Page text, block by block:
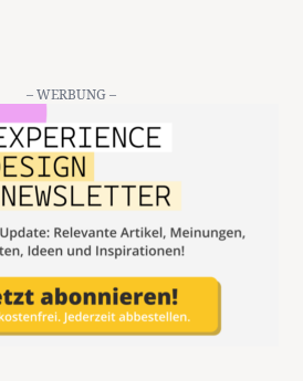
– WERBUNG –